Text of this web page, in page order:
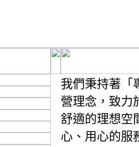
我們秉持著「
營理念，致力
舒適的理想空
心、用心的服